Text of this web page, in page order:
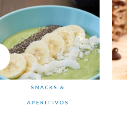
SNACKS &
APERITIVOS